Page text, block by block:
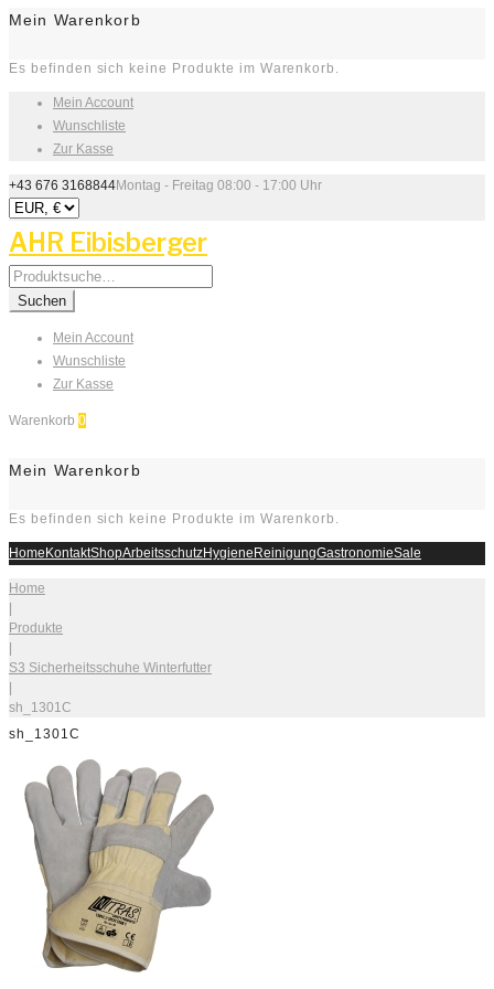
Mein Warenkorb
Es befinden sich keine Produkte im Warenkorb.
Mein Account
Wunschliste
Zur Kasse
+43 676 3168844Montag - Freitag 08:00 - 17:00 Uhr
AHR Eibisberger
Search
for:
Suchen
Mein Account
Wunschliste
Zur Kasse
Warenkorb 0
Mein Warenkorb
Es befinden sich keine Produkte im Warenkorb.
HomeKontaktShopArbeitsschutzHygieneReinigungGastronomieSale
Home
|
Produkte
|
S3 Sicherheitsschuhe Winterfutter
|
sh_1301C
sh_1301C